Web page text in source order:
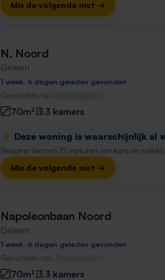
Mis de volgende niet →
N. Noord
Geleen
1 week, 6 dagen geleden gevonden
Gevonden op:
70m² 3 kamers
⚡️ Deze woning is waarschijnlijk al
Reageer binnen 15 minuten om kans te
Mis de volgende niet →
Napoleonbaan Noord
Geleen
1 week, 6 dagen geleden gevonden
Gevonden op:
70m² 3 kamers